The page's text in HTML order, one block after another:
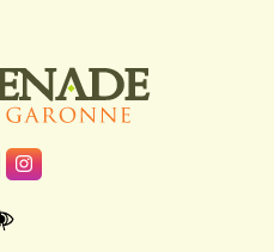
vers le compte Facebook
Lien vers le compte